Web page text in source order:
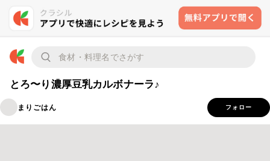
とろ〜り濃厚豆乳カルボナーラ♪
まりごはん フォロー